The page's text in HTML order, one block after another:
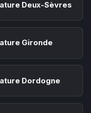
Deux-Sèvres
Gironde
Dordogne